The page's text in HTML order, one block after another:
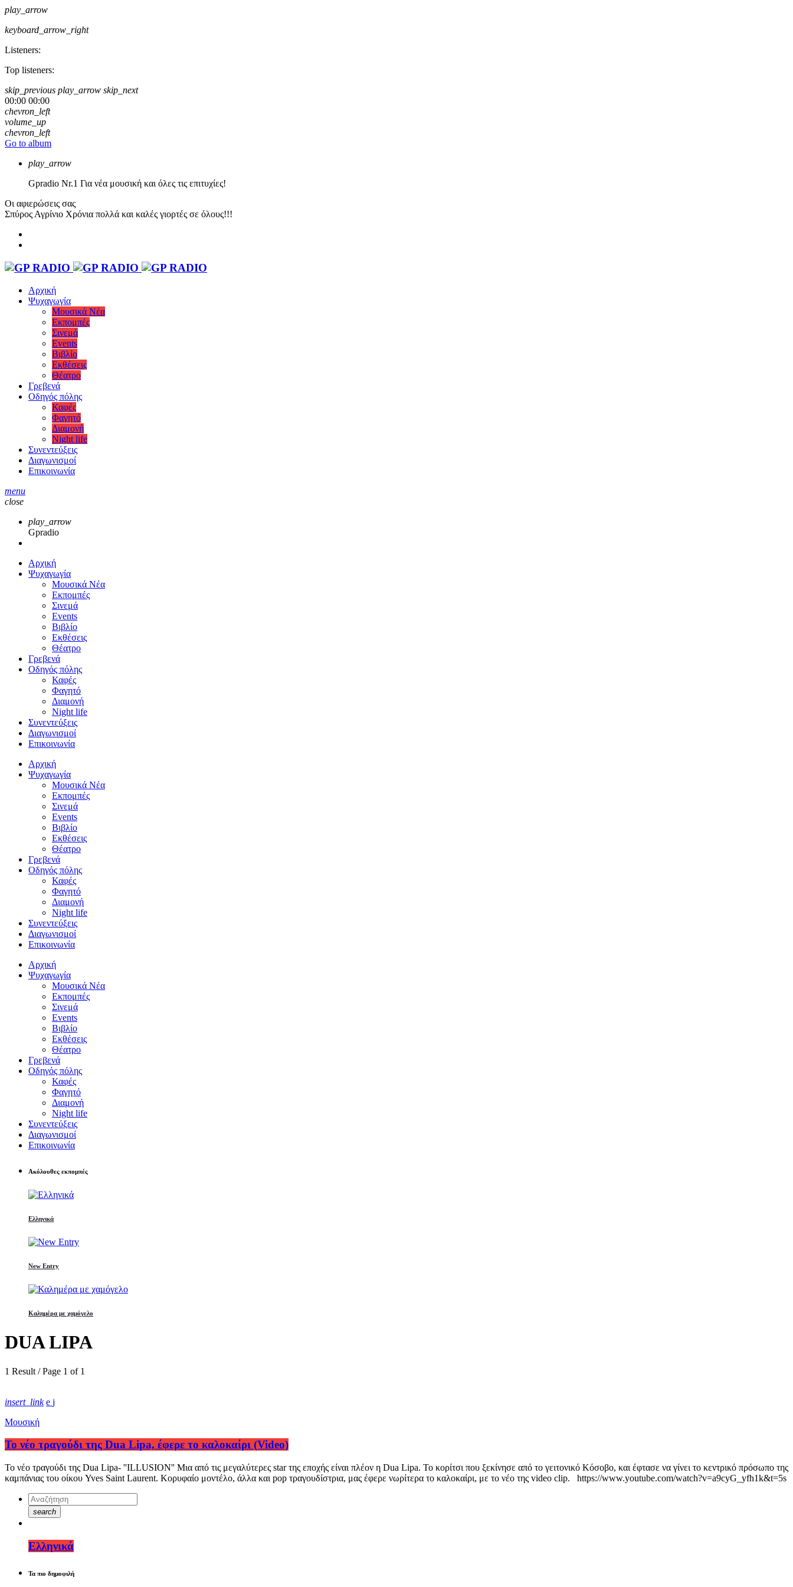
play_arrow
keyboard_arrow_right
Listeners:
Top listeners:
skip_previous play_arrow skip_next
00:00 00:00
chevron_left
volume_up
chevron_left
Go to album
play_arrow
Gpradio Nr.1 Για νέα μουσική και όλες τις επιτυχίες!
Οι αφιερώσεις σας
Σπύρος Αγρίνιο Χρόνια πολλά και καλές γιορτές σε όλους!!!
Αρχική
Ψυχαγωγία
Μουσικά Νέα
Εκπομπές
Σινεμά
Events
Βιβλίο
Εκθέσεις
Θέατρο
Γρεβενά
Οδηγός πόλης
Καφές
Φαγητό
Διαμονή
Night life
Συνεντεύξεις
Διαγωνισμοί
Επικοινωνία
menu
close
play_arrow
Gpradio
Αρχική
Ψυχαγωγία
Μουσικά Νέα
Εκπομπές
Σινεμά
Events
Βιβλίο
Εκθέσεις
Θέατρο
Γρεβενά
Οδηγός πόλης
Καφές
Φαγητό
Διαμονή
Night life
Συνεντεύξεις
Διαγωνισμοί
Επικοινωνία
Αρχική
Ψυχαγωγία
Μουσικά Νέα
Εκπομπές
Σινεμά
Events
Βιβλίο
Εκθέσεις
Θέατρο
Γρεβενά
Οδηγός πόλης
Καφές
Φαγητό
Διαμονή
Night life
Συνεντεύξεις
Διαγωνισμοί
Επικοινωνία
Αρχική
Ψυχαγωγία
Μουσικά Νέα
Εκπομπές
Σινεμά
Events
Βιβλίο
Εκθέσεις
Θέατρο
Γρεβενά
Οδηγός πόλης
Καφές
Φαγητό
Διαμονή
Night life
Συνεντεύξεις
Διαγωνισμοί
Επικοινωνία
Ακόλουθες εκπομπές
Ελληνικά
New Entry
Καλημέρα με χαμόγελο
DUA LIPA
1 Result / Page 1 of 1
insert_link
Μουσική
Το νέο τραγούδι της Dua Lipa, έφερε το καλοκαίρι (Video)
Το νέο τραγούδι της Dua Lipa- ''ILLUSION'' Μια από τις μεγαλύτερες star της εποχής είναι πλέον η Dua Lipa. Το κορίτσι που ξεκίνησε από το γειτονικό Κόσοβο, και έφτασε να γίνει το κεντρικό πρόσωπο της
καμπάνιας του οίκου Yves Saint Laurent. Κορυφαίο μοντέλο, άλλα και pop τραγουδίστρια, μας έφερε νωρίτερα το καλοκαίρι, με το νέο της video clip. https://www.youtube.com/watch?v=a9cyG_yfh1k&t=5s
search
Ελληνικά
Τα πιο δημοφιλή